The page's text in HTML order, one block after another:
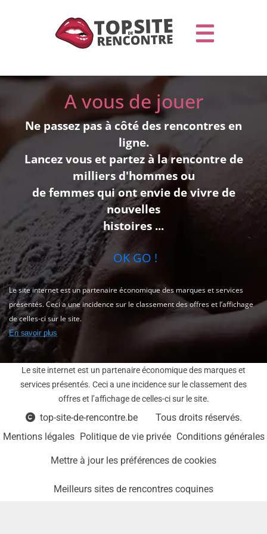
A vous de jouer
Ne passez pas à côté des rencontres en
ligne.
Lancez vous et partez à la rencontre de
milliers d'hommes ou
de femmes qui ont envie de vivre de
nouvelles
histoires ...
OK GO !
Le site internet est un partenaire économique des marques et services
présentés. Ceci a une incidence sur le classement des offres et l’affichage
de celles-ci sur le site.
En savoir plus
Le site internet est un partenaire économique des marques et
services présentés. Ceci a une incidence sur le classement des
offres et l’affichage de celles-ci sur le site.
top-site-de-rencontre.be
Tous droits réservés.
Mentions légales
Politique de vie privée Conditions générales
Mettre à jour les préférences de cookies
Meilleurs sites de rencontres coquines